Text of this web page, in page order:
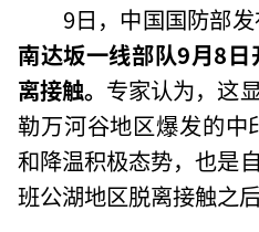
9日，中国国防部发
南达坂一线部队9月8
离接触。 专家认为，这
勒万河谷地区爆发的
和降温积极态势，也是
班公湖地区脱离接触之